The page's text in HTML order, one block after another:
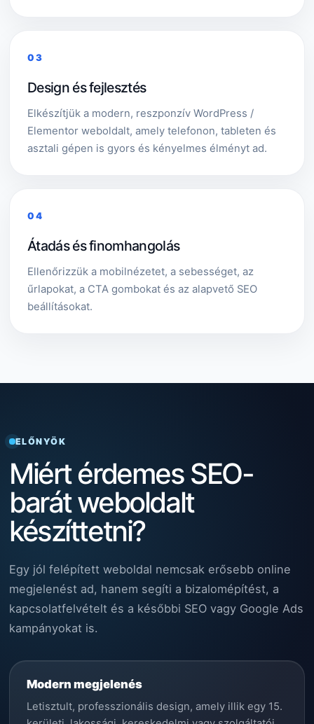
03
Design és fejlesztés
Elkészítjük a modern, reszponzív WordPress /
Elementor weboldalt, amely telefonon, tableten és
asztali gépen is gyors és kényelmes élményt ad.
04
Átadás és finomhangolás
Ellenőrizzük a mobilnézetet, a sebességet, az
űrlapokat, a CTA gombokat és az alapvető SEO
beállításokat.
ELŐNYÖK
Miért érdemes SEO-
barát weboldalt
készíttetni?
Egy jól felépített weboldal nemcsak erősebb online
megjelenést ad, hanem segíti a bizalomépítést, a
kapcsolatfelvételt és a későbbi SEO vagy Google Ads
kampányokat is.
Modern megjelenés
Letisztult, professzionális design, amely illik egy 15.